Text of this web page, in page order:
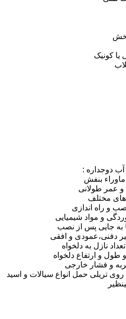
کونیک
آب دوجداره :
بنفش
و عمر طولانی
مختلف
و راه اندازی
و مواد شیمیایی
به جایی پس از نصب
دفنی،عمودی و افقی
نازل به دلخواه
و ارتفاع دلخواه
و فشار خارجی
تریلی حمل انواع سیالات و اسید